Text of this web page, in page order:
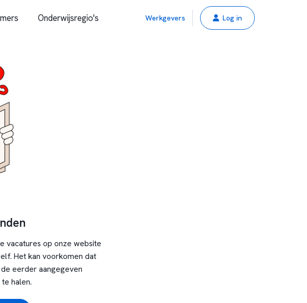
Onderwijsregio's Werkgevers Log in
vacatures op onze website
Het kan voorkomen dat
eerder aangegeven
halen.